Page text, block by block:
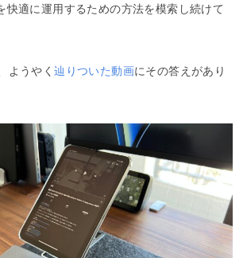
快適に運用するための方法を模索し続けて
ようやく辿りついた動画にその答えがあり